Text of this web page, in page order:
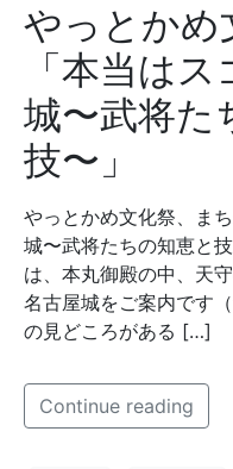
やっとかめ
「本当は
城〜武将た
技〜」
やっとかめ文化祭、ま
城〜武将たちの知恵と
は、本丸御殿の中、天
名古屋城をご案内です
の見どころがある […]
Continue reading